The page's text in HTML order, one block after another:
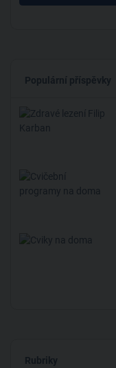
Populární příspěvky
Rubriky